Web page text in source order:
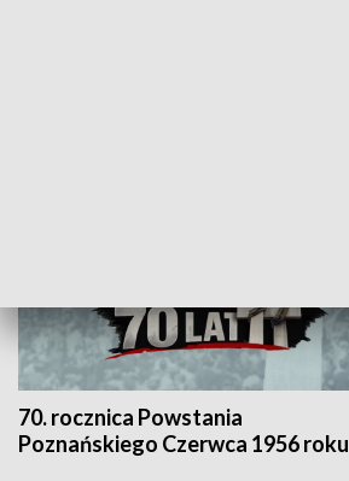
70. rocznica Powstania
Poznańskiego Czerwca 1956 roku